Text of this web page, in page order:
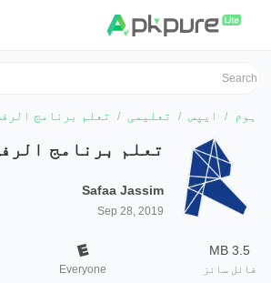
ہوم ایپس تعلیمی تعلم برنامج
تعلم برنامج
Safaa Jassim
Sep 28, 2019
3.5 MB
فائل سائز Everyone